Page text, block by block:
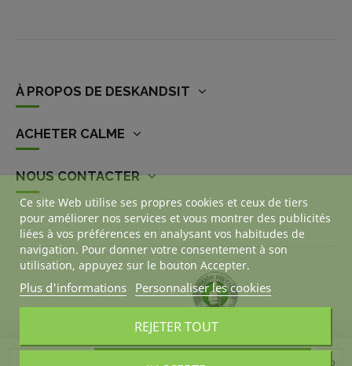
À PROPOS DE DESKANDSIT
ACHETER CALME
NOUS CONTACTER
Ce site Web utilise ses propres cookies et ceux de tiers
pour améliorer nos services et vous montrer des publicités
liées à vos préférences en analysant vos habitudes de
navigation. Pour donner votre consentement à son
utilisation, appuyez sur le bouton Accepter.
Plus d'informations Personnaliser les cookies
REJETER TOUT